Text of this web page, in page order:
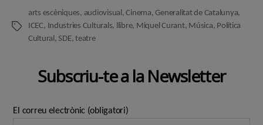
Etiquetes
arts escèniques, audiovisual ,Cinema,Generalitat de Catalunya,
ICEC, Industries Culturals, llibre, Miquel Curant, Música, Política
Cultural , SDE,teatre
Subscriu-te a la Newsletter
El correu electrònic (obligatori)